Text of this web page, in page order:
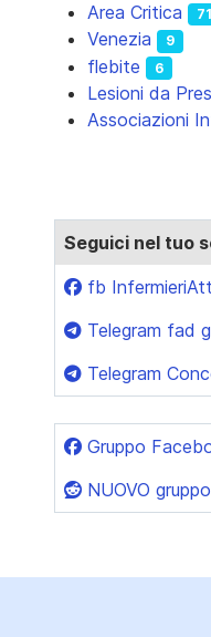
Area Critica 71
Venezia 9
flebite 6
Lesioni da
Associazioni
Seguici nel tuo
fb
Telegram fad
Telegram
Gruppo
NUOVO